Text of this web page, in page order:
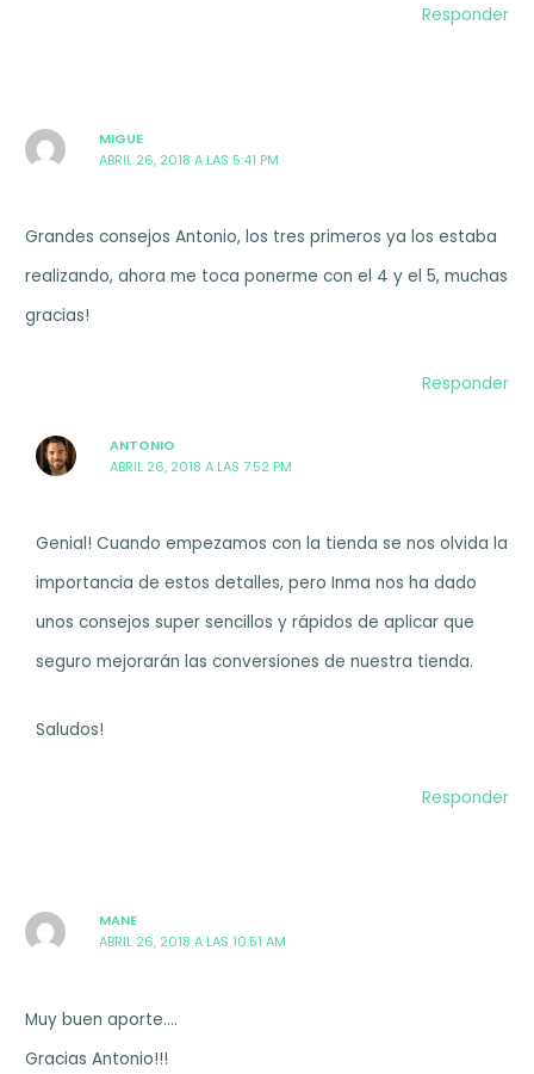
Responder
MIGUE
ABRIL 26, 2018 A LAS 5:41 PM
Grandes consejos Antonio, los tres primeros ya los estaba
realizando, ahora me toca ponerme con el 4 y el 5, muchas
gracias!
Responder
ANTONIO
ABRIL 26, 2018 A LAS 7:52 PM
Genial! Cuando empezamos con la tienda se nos olvida la
importancia de estos detalles, pero Inma nos ha dado
unos consejos super sencillos y rápidos de aplicar que
seguro mejorarán las conversiones de nuestra tienda.
Saludos!
Responder
MANE
ABRIL 26, 2018 A LAS 10:51 AM
Muy buen aporte….
Gracias Antonio!!!